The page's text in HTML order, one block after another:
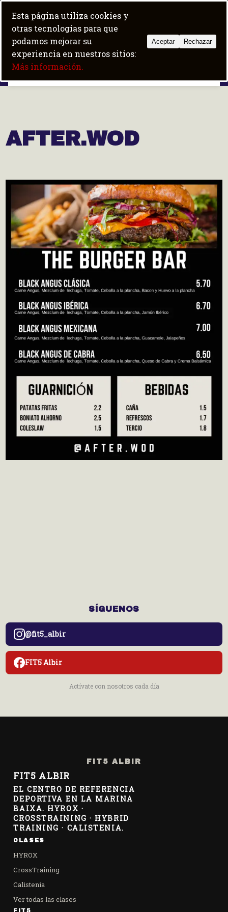
content
Trabaja con nosotros
Fit5 Albir
AFTER.WOD
SÍGUENOS
@fit5_albir
FIT5 Albir
Actívate con nosotros cada día
FIT5 ALBIR
FIT5 ALBIR
EL CENTRO DE REFERENCIA
DEPORTIVA EN LA MARINA
BAIXA. HYROX ·
CROSSTRAINING · HYBRID
TRAINING · CALISTENIA.
CLASES
HYROX
CrossTraining
Calistenia
Ver todas las clases
FIT5
Esta página utiliza cookies y
otras tecnologías para que
podamos mejorar su
experiencia en nuestros sitios:
Más información.
Aceptar Rechazar